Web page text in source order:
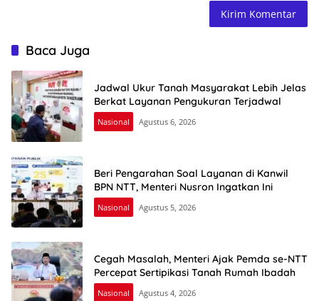
Baca Juga
Jadwal Ukur Tanah Masyarakat Lebih Jelas
Berkat Layanan Pengukuran Terjadwal
Nasional Agustus 6, 2026
Beri Pengarahan Soal Layanan di Kanwil
BPN NTT, Menteri Nusron Ingatkan Ini
Nasional Agustus 5, 2026
Cegah Masalah, Menteri Ajak Pemda se-NTT
Percepat Sertipikasi Tanah Rumah Ibadah
Nasional Agustus 4, 2026